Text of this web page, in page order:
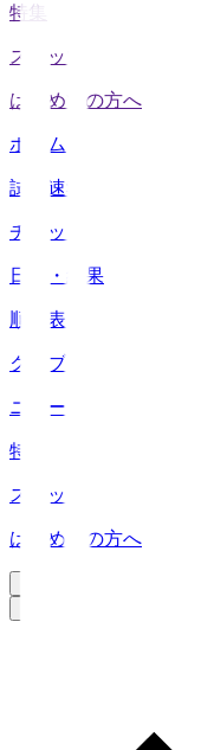
特集
スタッツ
はじめての方へ
ホーム
試合速報
チケット
日程・結果
順位表
クラブ
ニュース
特集
スタッツ
はじめての方へ